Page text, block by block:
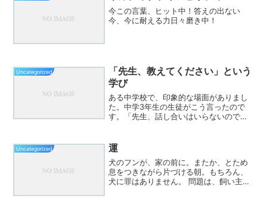
かなか...
今この言葉、ヒット中！答えの出ない
今、今に耐える力日々磨き中！
Uncategorized
「先生、教えてください」という
学び
ある中学校で、印象的な場面がありまし
た。中学3年生の生徒がこう言ったので
す。「先生、話し合いはいらないので、
ウトプットする時間は必要ありませ
ん。」一方で、同じ学校の1・...
Uncategorized 運
犬のフンが、家の前に。またか、とため
息をつきながら片づける朝。もちろん、
犬に罪はありません。 問題は、飼い主の